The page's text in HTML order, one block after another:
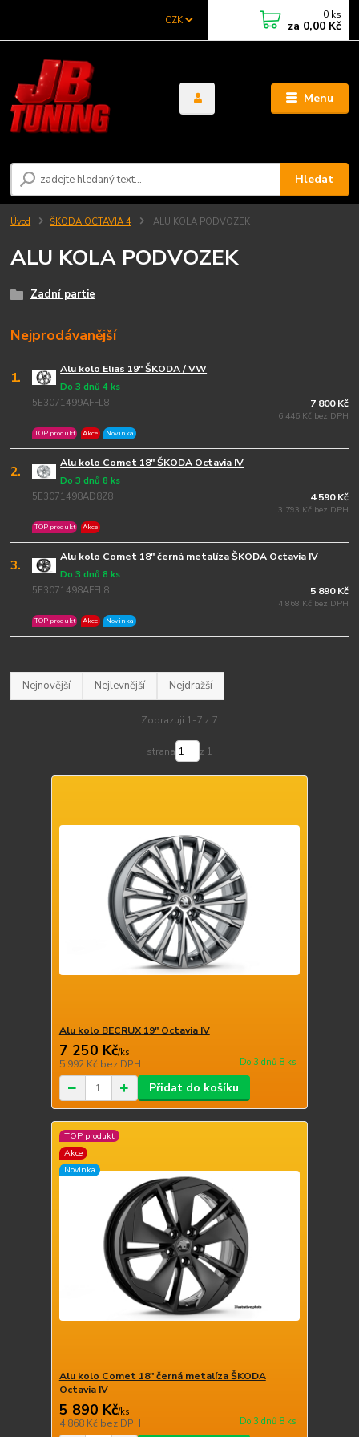
Menu
CZK
Hledat
0 ks
za 0,00 Kč
Úvod ŠKODA OCTAVIA 4 ALU KOLA PODVOZEK
ALU KOLA PODVOZEK
Zadní partie
Nejprodávanější
1. Alu kolo Elias 19" ŠKODA / VW
5E3071499AFFL8
Do 3 dnů 4 ks
TOP produkt Akce Novinka
7 800 Kč
6 446 Kč bez DPH
2. Alu kolo Comet 18" ŠKODA Octavia IV
5E3071498AD8Z8
Do 3 dnů 8 ks
TOP produkt Akce
4 590 Kč
3 793 Kč bez DPH
3. Alu kolo Comet 18" černá metalíza ŠKODA Octavia IV
5E3071498AFFL8
Do 3 dnů 8 ks
TOP produkt Akce Novinka
5 890 Kč
4 868 Kč bez DPH
Nejnovější Nejlevnější Nejdražší
Zobrazuji 1-7 z 7
strana z 1
Alu kolo BECRUX 19" Octavia IV
7 250 Kč/ks
5 992 Kč bez DPH Do 3 dnů 8 ks
Přidat do košíku
TOP produkt
Akce
Novinka
Alu kolo Comet 18" černá metalíza ŠKODA
Octavia IV
5 890 Kč/ks
4 868 Kč bez DPH Do 3 dnů 8 ks